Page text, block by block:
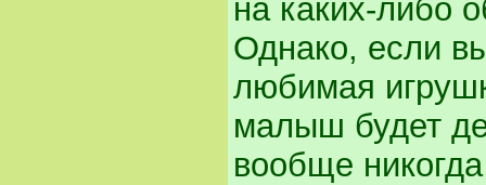
на каких-либо
Однако, если
любимая
малыш будет
вообще